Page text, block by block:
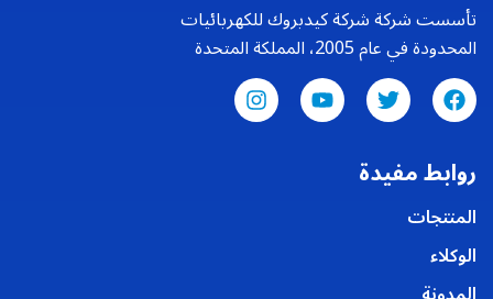
تأسست شركة شركة كيدبروك للكهربائيات
المحدودة في عام 2005، المملكة المتحدة
روابط مفيدة
المنتجات
الوكلاء